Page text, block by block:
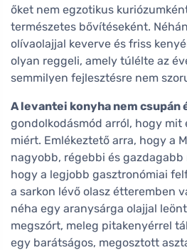
őket nem egzotikus
természetes bővítéseként.
olívaolajjal keverve és friss
olyan reggeli, amely túlélte az
semmilyen fejlesztésre nem
A levantei konyha nem csupán
gondolkodásmód arról, hogy mit
miért. Emlékeztető arra, hogy a
nagyobb, régebbi és gazdagabb
hogy a legjobb gasztronómiai
a sarkon lévő olasz étteremben
néha egy aranysárga olajjal
megszórt, meleg pitakenyérrel
egy barátságos, megosztott